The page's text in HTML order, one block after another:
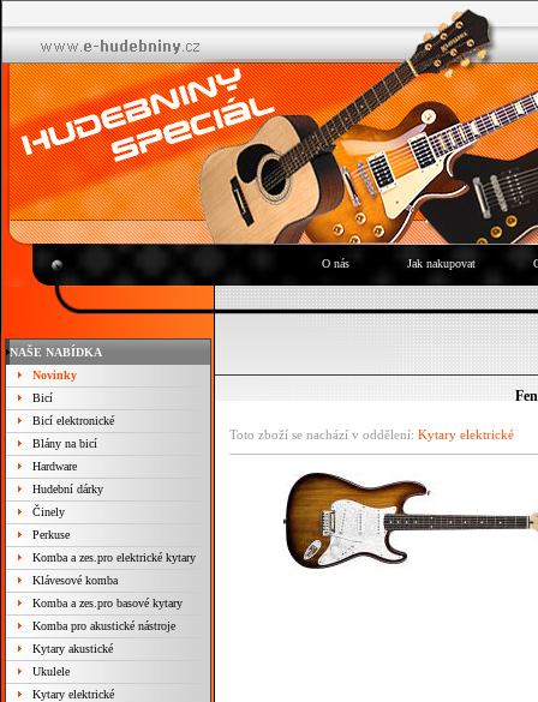
O nás Jak nakupovat
NAŠE NABÍDKA
Novinky
Bicí
Bicí elektronické
Blány na bicí
Hardware
Hudební dárky
Činely
Perkuse
Komba a zes.pro elektrické kytary
Klávesové komba
Komba a zes.pro basové kytary
Komba pro akustické nástroje
Kytary akustické
Ukulele
Kytary elektrické
Toto zboží se nachází v oddělení: Kytary elektrické